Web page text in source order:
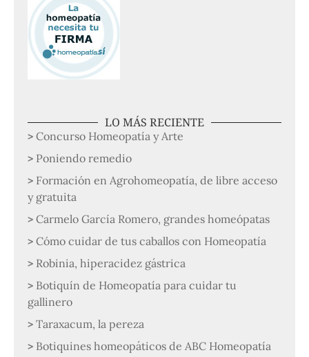
LO MÁS RECIENTE
Concurso Homeopatía y Arte
Poniendo remedio
Formación en Agrohomeopatía, de libre acceso
y gratuita
Carmelo García Romero, grandes homeópatas
Cómo cuidar de tus caballos con Homeopatía
Robinia, hiperacidez gástrica
Botiquín de Homeopatía para cuidar tu
gallinero
Taraxacum, la pereza
Botiquines homeopáticos de ABC Homeopatía